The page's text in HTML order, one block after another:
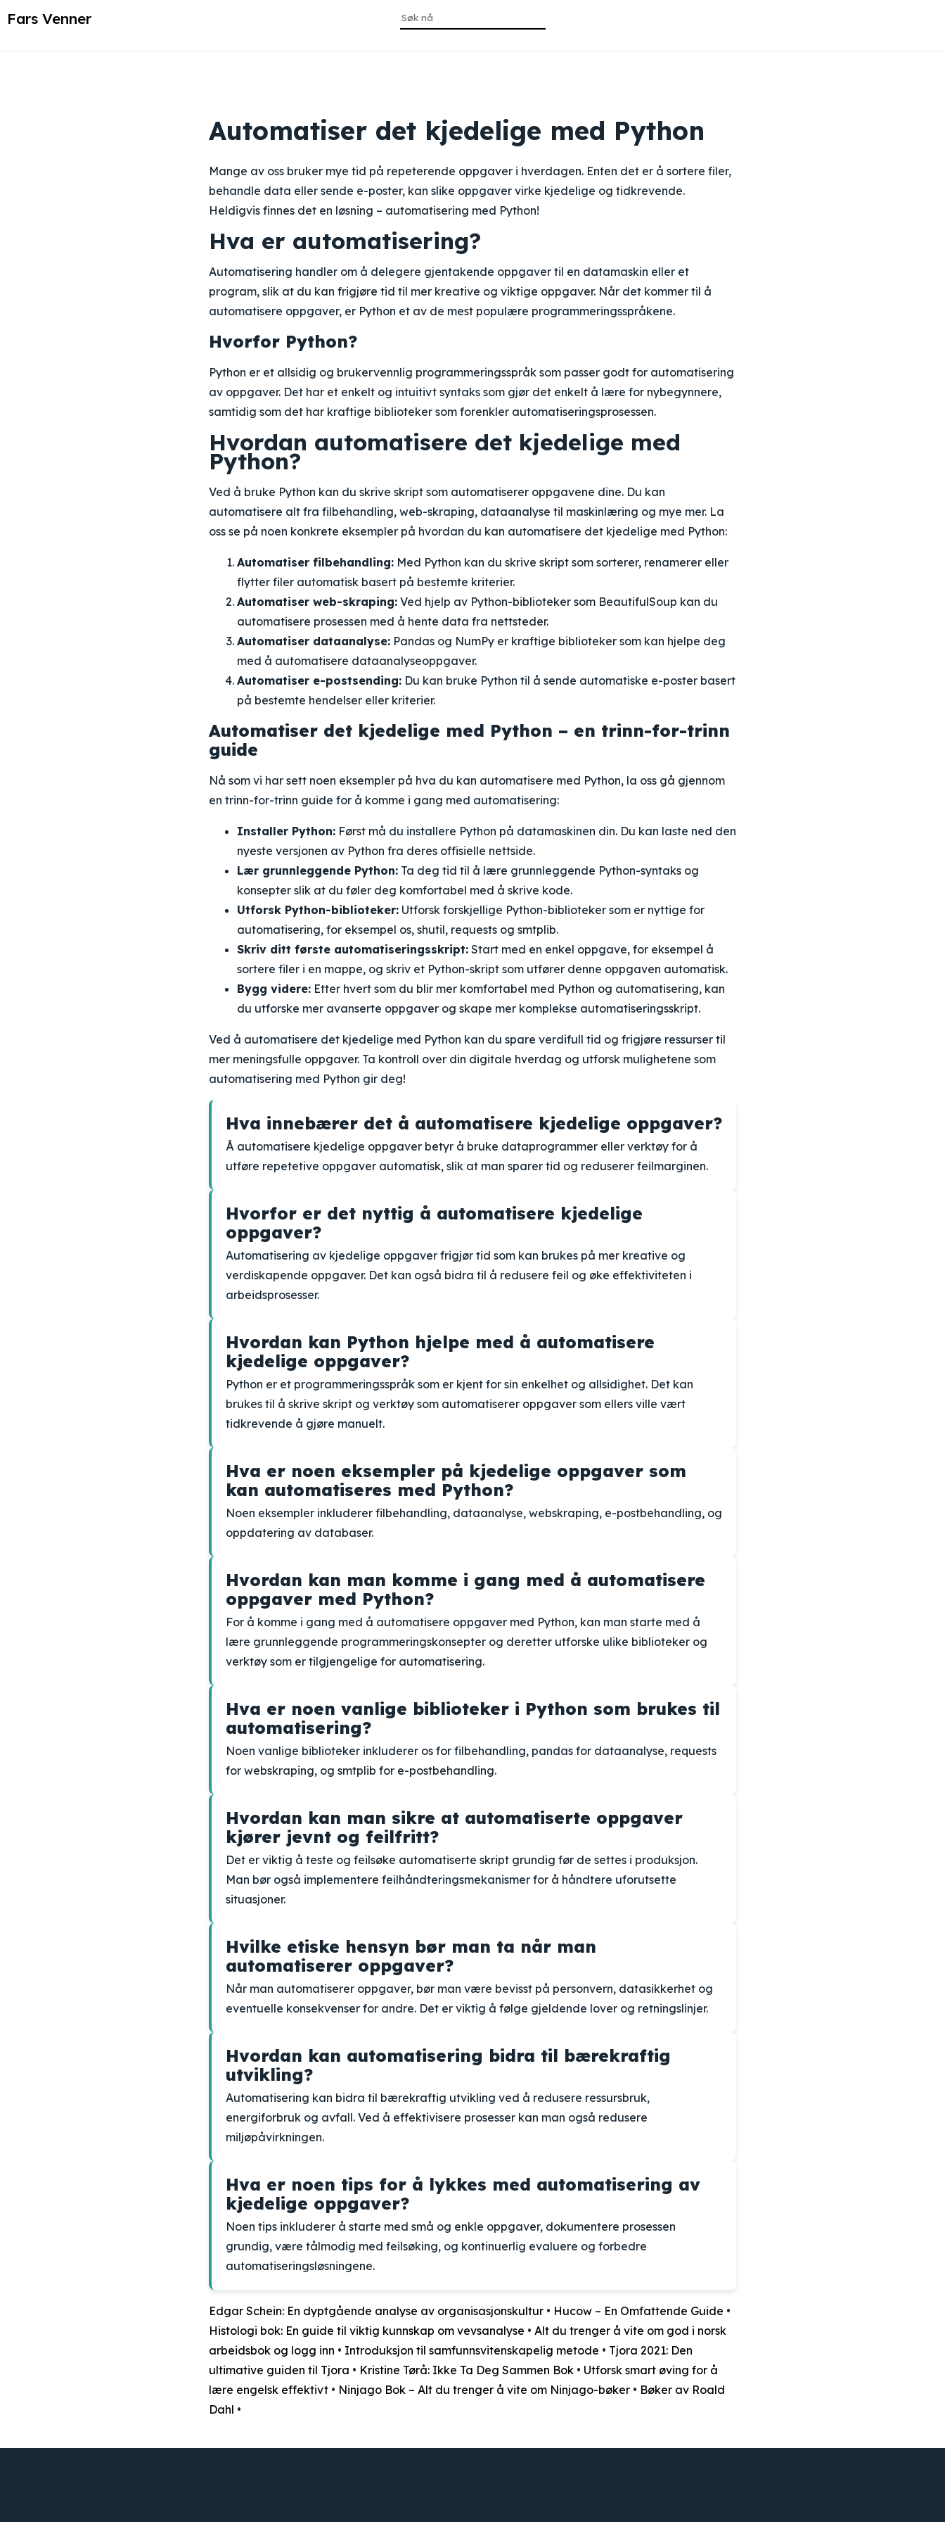
Fars Venner
Automatiser det kjedelige med Python
Mange av oss bruker mye tid på repeterende oppgaver i hverdagen. Enten det er å sortere filer,
behandle data eller sende e-poster, kan slike oppgaver virke kjedelige og tidkrevende.
Heldigvis finnes det en løsning – automatisering med Python!
Hva er automatisering?
Automatisering handler om å delegere gjentakende oppgaver til en datamaskin eller et
program, slik at du kan frigjøre tid til mer kreative og viktige oppgaver. Når det kommer til å
automatisere oppgaver, er Python et av de mest populære programmeringsspråkene.
Hvorfor Python?
Python er et allsidig og brukervennlig programmeringsspråk som passer godt for automatisering
av oppgaver. Det har et enkelt og intuitivt syntaks som gjør det enkelt å lære for nybegynnere,
samtidig som det har kraftige biblioteker som forenkler automatiseringsprosessen.
Hvordan automatisere det kjedelige med
Python?
Ved å bruke Python kan du skrive skript som automatiserer oppgavene dine. Du kan
automatisere alt fra filbehandling, web-skraping, dataanalyse til maskinlæring og mye mer. La
oss se på noen konkrete eksempler på hvordan du kan automatisere det kjedelige med Python:
Automatiser filbehandling: Med Python kan du skrive skript som sorterer, renamerer eller
flytter filer automatisk basert på bestemte kriterier.
Automatiser web-skraping: Ved hjelp av Python-biblioteker som BeautifulSoup kan du
automatisere prosessen med å hente data fra nettsteder.
Automatiser dataanalyse: Pandas og NumPy er kraftige biblioteker som kan hjelpe deg
med å automatisere dataanalyseoppgaver.
Automatiser e-postsending: Du kan bruke Python til å sende automatiske e-poster basert
på bestemte hendelser eller kriterier.
Automatiser det kjedelige med Python – en trinn-for-trinn
guide
Nå som vi har sett noen eksempler på hva du kan automatisere med Python, la oss gå gjennom
en trinn-for-trinn guide for å komme i gang med automatisering:
Installer Python: Først må du installere Python på datamaskinen din. Du kan laste ned den
nyeste versjonen av Python fra deres offisielle nettside.
Lær grunnleggende Python: Ta deg tid til å lære grunnleggende Python-syntaks og
konsepter slik at du føler deg komfortabel med å skrive kode.
Utforsk Python-biblioteker: Utforsk forskjellige Python-biblioteker som er nyttige for
automatisering, for eksempel os, shutil, requests og smtplib.
Skriv ditt første automatiseringsskript: Start med en enkel oppgave, for eksempel å
sortere filer i en mappe, og skriv et Python-skript som utfører denne oppgaven automatisk.
Bygg videre: Etter hvert som du blir mer komfortabel med Python og automatisering, kan
du utforske mer avanserte oppgaver og skape mer komplekse automatiseringsskript.
Ved å automatisere det kjedelige med Python kan du spare verdifull tid og frigjøre ressurser til
mer meningsfulle oppgaver. Ta kontroll over din digitale hverdag og utforsk mulighetene som
automatisering med Python gir deg!
Hva innebærer det å automatisere kjedelige oppgaver?
Å automatisere kjedelige oppgaver betyr å bruke dataprogrammer eller verktøy for å
utføre repetetive oppgaver automatisk, slik at man sparer tid og reduserer feilmarginen.
Hvorfor er det nyttig å automatisere kjedelige
oppgaver?
Automatisering av kjedelige oppgaver frigjør tid som kan brukes på mer kreative og
verdiskapende oppgaver. Det kan også bidra til å redusere feil og øke effektiviteten i
arbeidsprosesser.
Hvordan kan Python hjelpe med å automatisere
kjedelige oppgaver?
Python er et programmeringsspråk som er kjent for sin enkelhet og allsidighet. Det kan
brukes til å skrive skript og verktøy som automatiserer oppgaver som ellers ville vært
tidkrevende å gjøre manuelt.
Hva er noen eksempler på kjedelige oppgaver som
kan automatiseres med Python?
Noen eksempler inkluderer filbehandling, dataanalyse, webskraping, e-postbehandling, og
oppdatering av databaser.
Hvordan kan man komme i gang med å automatisere
oppgaver med Python?
For å komme i gang med å automatisere oppgaver med Python, kan man starte med å
lære grunnleggende programmeringskonsepter og deretter utforske ulike biblioteker og
verktøy som er tilgjengelige for automatisering.
Hva er noen vanlige biblioteker i Python som brukes til
automatisering?
Noen vanlige biblioteker inkluderer os for filbehandling, pandas for dataanalyse, requests
for webskraping, og smtplib for e-postbehandling.
Hvordan kan man sikre at automatiserte oppgaver
kjører jevnt og feilfritt?
Det er viktig å teste og feilsøke automatiserte skript grundig før de settes i produksjon.
Man bør også implementere feilhåndteringsmekanismer for å håndtere uforutsette
situasjoner.
Hvilke etiske hensyn bør man ta når man
automatiserer oppgaver?
Når man automatiserer oppgaver, bør man være bevisst på personvern, datasikkerhet og
eventuelle konsekvenser for andre. Det er viktig å følge gjeldende lover og retningslinjer.
Hvordan kan automatisering bidra til bærekraftig
utvikling?
Automatisering kan bidra til bærekraftig utvikling ved å redusere ressursbruk,
energiforbruk og avfall. Ved å effektivisere prosesser kan man også redusere
miljøpåvirkningen.
Hva er noen tips for å lykkes med automatisering av
kjedelige oppgaver?
Noen tips inkluderer å starte med små og enkle oppgaver, dokumentere prosessen
grundig, være tålmodig med feilsøking, og kontinuerlig evaluere og forbedre
automatiseringsløsningene.
Edgar Schein: En dyptgående analyse av organisasjonskultur • Hucow – En Omfattende Guide •
Histologi bok: En guide til viktig kunnskap om vevsanalyse • Alt du trenger å vite om god i norsk
arbeidsbok og logg inn • Introduksjon til samfunnsvitenskapelig metode • Tjora 2021: Den
ultimative guiden til Tjora • Kristine Tørå: Ikke Ta Deg Sammen Bok • Utforsk smart øving for å
lære engelsk effektivt • Ninjago Bok – Alt du trenger å vite om Ninjago-bøker • Bøker av Roald
Dahl •